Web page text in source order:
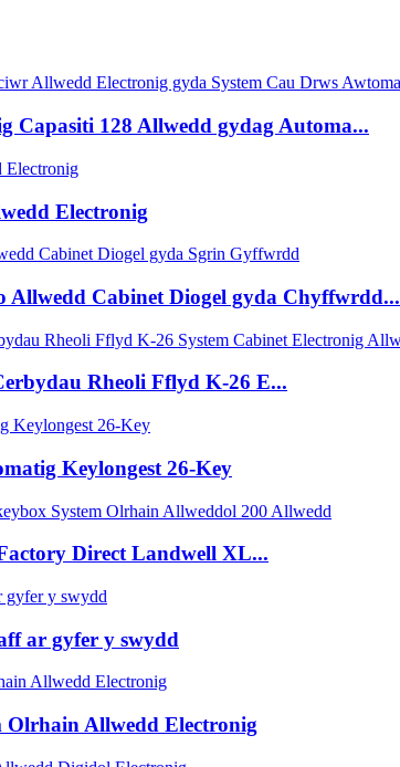
Capasiti 128 Allwedd gydag Automa...
Electronig
Allwedd Cabinet Diogel gyda Chyffwrdd...
Rheoli Fflyd K-26 E...
Keylongest 26-Key
Direct Landwell XL...
ar gyfer y swydd
Olrhain Allwedd Electronig